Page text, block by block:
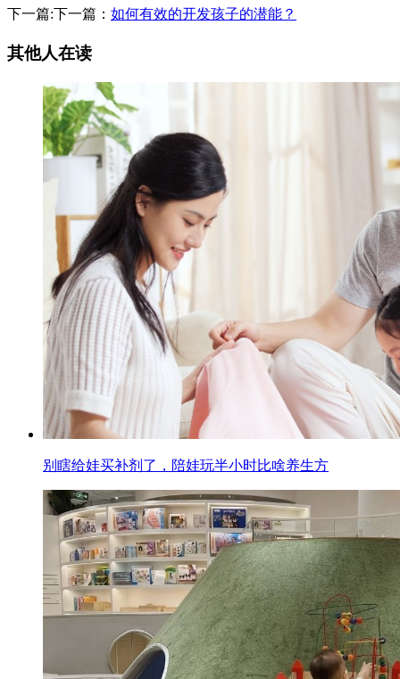
下一篇:下一篇： 如何有效的开发孩子的潜能？
其他人在读
别瞎给娃买补剂了，陪娃玩半小时比啥养生方